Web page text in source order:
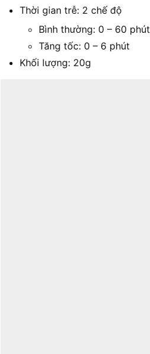
Thời gian trễ: 2 chế độ
Bình thường: 0 – 60 phút
Tăng tốc: 0 – 6 phút
Khối lượng: 20g